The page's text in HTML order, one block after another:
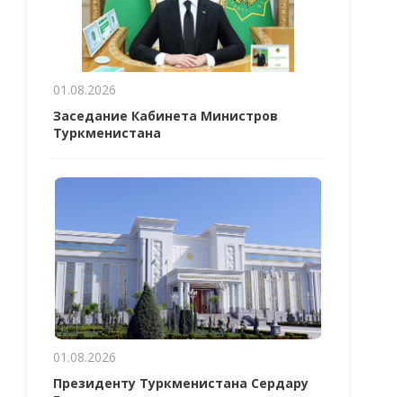
01.08.2026
Заседание Кабинета Министров
Туркменистана
01.08.2026
Президенту Туркменистана Сердару